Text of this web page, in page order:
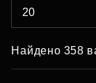
Найдено 358